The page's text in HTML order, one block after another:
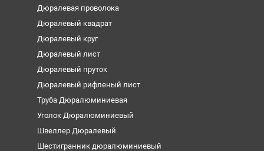
Дюралевая проволока
Дюралевый квадрат
Дюралевый круг
Дюралевый лист
Дюралевый пруток
Дюралевый рифленый лист
Труба Дюралюминиевая
Уголок Дюралюминиевый
Швеллер Дюралевый
Шестигранник дюралюминиевый